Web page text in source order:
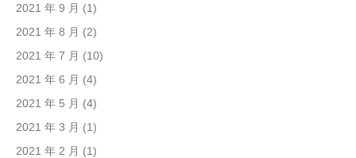
2021 年 9 月 (1)
2021 年 8 月 (2)
2021 年 7 月 (10)
2021 年 6 月 (4)
2021 年 5 月 (4)
2021 年 3 月 (1)
2021 年 2 月 (1)